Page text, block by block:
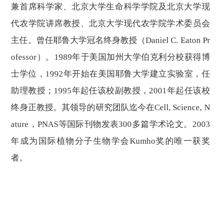
兼首席科学家、北京大学生命科学学院及北京大学现
代农学院讲席教授、北京大学现代农学院学术委员会
主任。曾任耶鲁大学冠名终身教授（Daniel C. Eaton Pr
ofessor）。1989年于美国加州大学伯克利分校获得博
士学位，1992年开始在美国耶鲁大学建立实验室，任
助理教授；1995年起任该校副教授，2001年起任该校
终身正教授。其领导的研究团队迄今在Cell, Science, N
ature，PNAS等国际刊物发表300多篇学术论文。2003
年成为国际植物分子生物学会Kumho奖的唯一获奖
者。